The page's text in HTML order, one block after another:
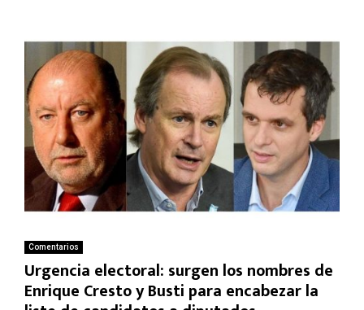
Comentarios
Urgencia electoral: surgen los nombres de
Enrique Cresto y Busti para encabezar la